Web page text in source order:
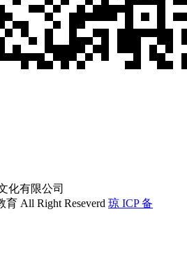
化有限公司
育 All Right Reseverd 琼 ICP 备